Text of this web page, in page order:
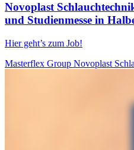
Novoplast
und Studienmesse in
Hier geht’s zum Job!
Masterflex Group Novoplast